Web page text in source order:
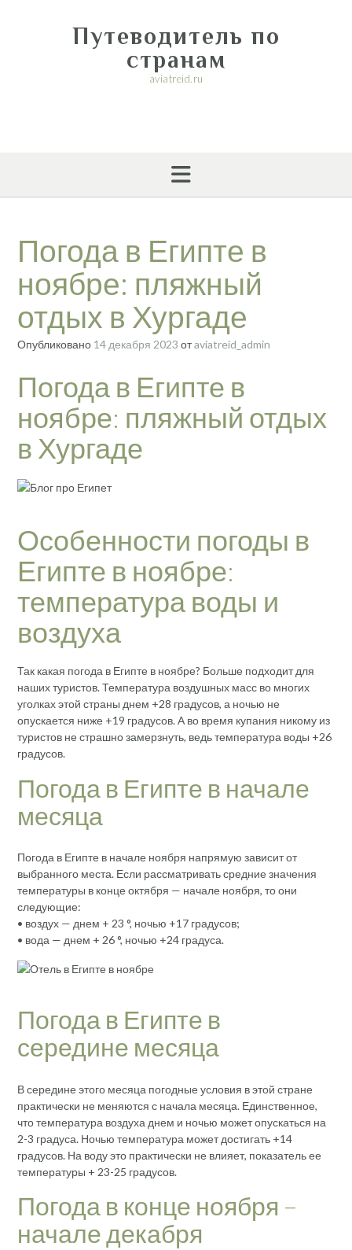
Путеводитель по
странам
aviatreid.ru
Погода в Египте в
ноябре: пляжный
отдых в Хургаде
Опубликовано 14 декабря 2023 отaviatreid_admin
Погода в Египте в
ноябре: пляжный отдых
в Хургаде
Особенности погоды в
Египте в ноябре:
температура воды и
воздуха
Так какая погода в Египте в ноябре? Больше подходит для
наших туристов. Температура воздушных масс во многих
уголках этой страны днем ​​+28 градусов, а ночью не
опускается ниже +19 градусов. А во время купания никому из
туристов не страшно замерзнуть, ведь температура воды +26
градусов.
Погода в Египте в начале
месяца
Погода в Египте в начале ноября напрямую зависит от
выбранного места. Если рассматривать средние значения
температуры в конце октября — начале ноября, то они
следующие:
• воздух — днем ​​+ 23 °, ночью +17 градусов;
• вода — днем ​​+ 26 °, ночью +24 градуса.
Погода в Египте в
середине месяца
В середине этого месяца погодные условия в этой стране
практически не меняются с начала месяца. Единственное,
что температура воздуха днем ​​и ночью может опускаться на
2-3 градуса. Ночью температура может достигать +14
градусов. На воду это практически не влияет, показатель ее
температуры + 23-25 ​​градусов.
Погода в конце ноября –
начале декабря